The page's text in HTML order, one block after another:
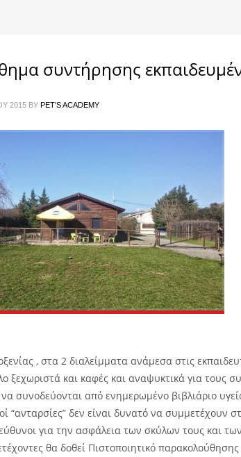
συντήρησης
2015 BY PET'S ACADEMY
, στα 2 διαλείμματα ανάμεσα στις
ξεχωριστά και καφές και αναψυκτικά για τους
συνοδεύονται από ενημερωμένο βιβλιάριο
“ανταρσίες” δεν είναι δυνατό να συμμετέχουν
για την ασφάλεια των σκύλων τους και
θα δοθεί Πιστοποιητικό